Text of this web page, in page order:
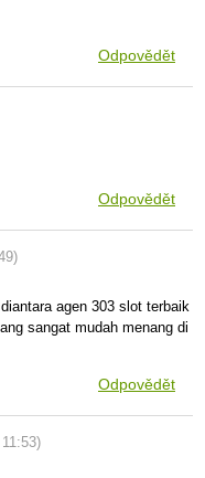
Odpovědět
Odpovědět
)
agen 303 slot terbaik
sangat mudah menang di
Odpovědět
11:53)